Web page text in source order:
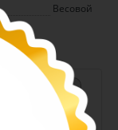
Весовой
Арт. 13380